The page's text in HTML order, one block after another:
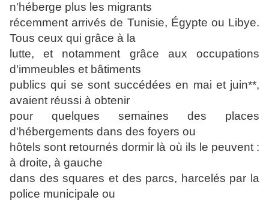
n'héberge plus les migrants
récemment arrivés de Tunisie, Égypte ou Libye.
Tous ceux qui grâce à la
lutte, et notamment grâce aux occupations
d'immeubles et bâtiments
publics qui se sont succédées en mai et juin**,
avaient réussi à obtenir
pour quelques semaines des places
d'hébergements dans des foyers ou
hôtels sont retournés dormir là où ils le peuvent :
à droite, à gauche
dans des squares et des parcs, harcelés par la
police municipale ou